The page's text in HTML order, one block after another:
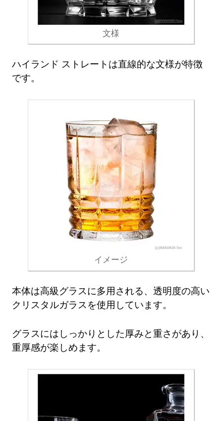
文様
ハイランド ストレートは直線的な文様が特徴
です。
イメージ
本体は高級グラスに多用される、透明度の高い
クリスタルガラスを使用しています。
グラスにはしっかりとした厚みと重さがあり、
重厚感が楽しめます。